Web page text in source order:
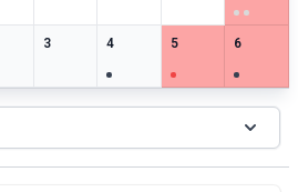
datum
3
2speciella datum
4
2speciella datum
5
3speciella datum
6
1